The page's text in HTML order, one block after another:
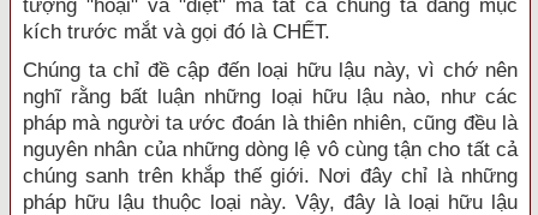
tượng "hoại" và "diệt" mà tất cả chúng ta đang mục
kích trước mắt và gọi đó là CHẾT.
Chúng ta chỉ đề cập đến loại hữu lậu này, vì chớ nên
nghĩ rằng bất luận những loại hữu lậu nào, như các
pháp mà người ta ước đoán là thiên nhiên, cũng đều là
nguyên nhân của những dòng lệ vô cùng tận cho tất cả
chúng sanh trên khắp thế giới. Nơi đây chỉ là những
pháp hữu lậu thuộc loại này. Vậy, đây là loại hữu lậu